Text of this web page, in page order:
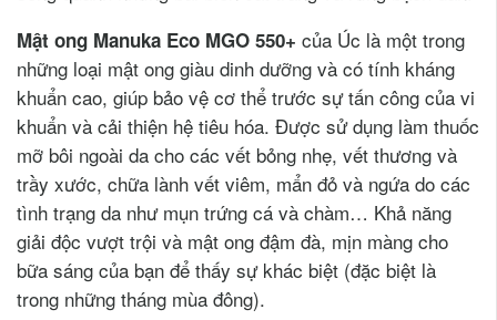
Mật ong Manuka Eco MGO 550+ của Úc là một trong
những loại mật ong giàu dinh dưỡng và có tính kháng
khuẩn cao, giúp bảo vệ cơ thể trước sự tấn công của vi
khuẩn và cải thiện hệ tiêu hóa. Được sử dụng làm thuốc
mỡ bôi ngoài da cho các vết bỏng nhẹ, vết thương và
trầy xước, chữa lành vết viêm, mẩn đỏ và ngứa do các
tình trạng da như mụn trứng cá và chàm… Khả năng
giải độc vượt trội và mật ong đậm đà, mịn màng cho
bữa sáng của bạn để thấy sự khác biệt (đặc biệt là
trong những tháng mùa đông).